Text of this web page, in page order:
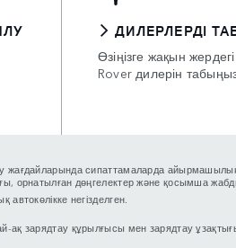
ДИЛЕРЛЕРДІ
Өзіңізге жақын
Rover дилерін
жағдайларында сипаттамаларда
орнатылған дөңгелектер және қосымша
негізделген.
ақ зарядтау құрылғысы мен зарядтау